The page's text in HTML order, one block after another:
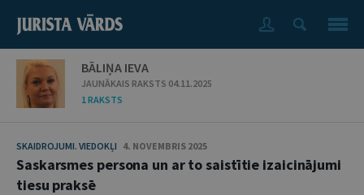
BĀLIŅA IEVA
JAUNĀKAIS RAKSTS 04.11.2025
1 RAKSTS
SKAIDROJUMI. VIEDOKĻI 4. NOVEMBRIS 2025
Saskarsmes persona un ar to saistītie izaicinājumi
tiesu praksē